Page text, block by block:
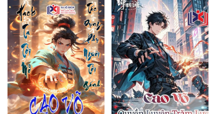
Tiên Hiệp
Tiểu Thuyết
Trinh Thám
Triều Đấu
Trùng Sinh
Trọng Sinh